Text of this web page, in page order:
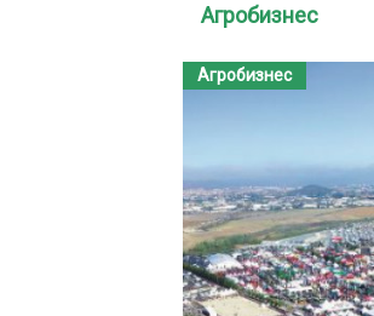
Агробизнес
Агробизнес